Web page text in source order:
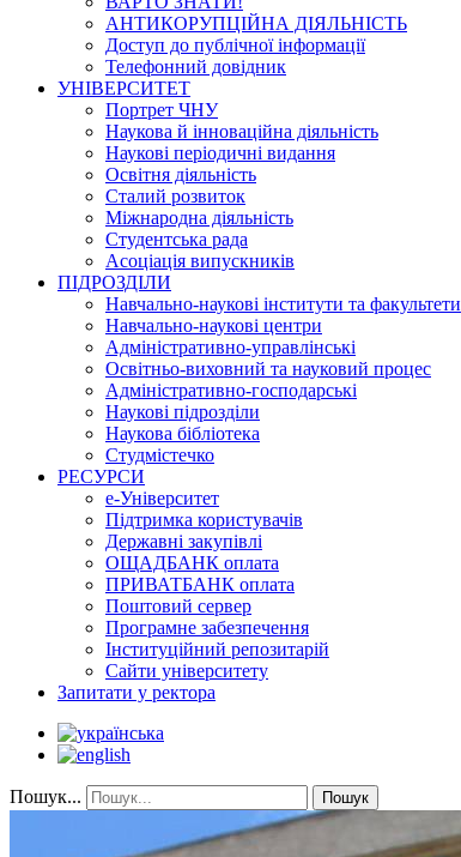
АНТИКОРУПЦІЙНА ДІЯЛЬНІСТЬ
Доступ до публічної інформації
Телефонний довідник
УНІВЕРСИТЕТ
Портрет ЧНУ
Наукова й інноваційна діяльність
Наукові періодичні видання
Освітня діяльність
Сталий розвиток
Міжнародна діяльність
Студентська рада
Асоціація випускників
ПІДРОЗДІЛИ
Навчально-наукові інститути та факультети
Навчально-наукові центри
Адміністративно-управлінські
Освітньо-виховний та науковий процес
Адміністративно-господарські
Наукові підрозділи
Наукова бібліотека
Студмістечко
РЕСУРСИ
е-Університет
Підтримка користувачів
Державні закупівлі
ОЩАДБАНК оплата
ПРИВАТБАНК оплата
Поштовий сервер
Програмне забезпечення
Інституційний репозитарій
Сайти університету
Запитати у ректора
Пошук... Пошук